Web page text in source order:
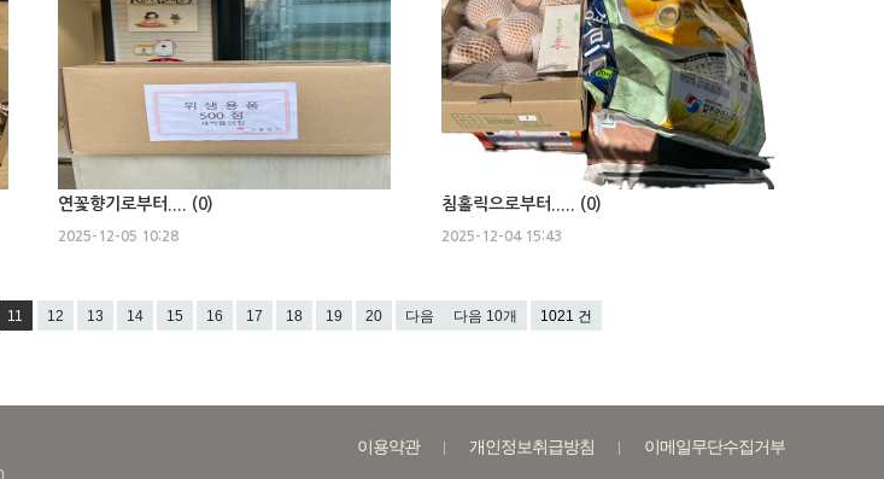
연꽃향기로부터.... (0)
2025-12-05 10:28
침홀릭으로부터..... (0)
2025-12-04 15:43
11 12 13 14 15 16 17 18 19 20 다음 다음 10개 1021 건
이용약관 개인정보취급방침
이메일무단수집거부